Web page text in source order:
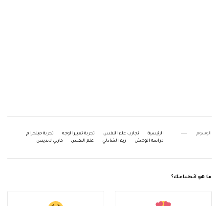
الوسوم الرئيسية تجارب علم النفس تجربة تعبير الوجه
تجربة ميلجرام
دراسة الوحش
ريم الشاذلي علم النفس كارني لانديس
ما هو انطباعك؟